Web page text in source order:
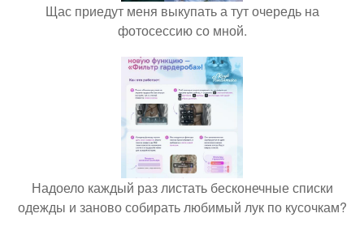
Щас приедут меня выкупать а тут очередь на
фотосессию со мной.
Надоело каждый раз листать бесконечные списки
одежды и заново собирать любимый лук по кусочкам?